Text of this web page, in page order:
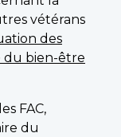
vétérans
des
du bien-être
FAC,
du